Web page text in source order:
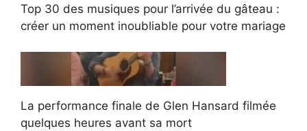
Top 30 des musiques pour l’arrivée du gâteau :
créer un moment inoubliable pour votre mariage
La performance finale de Glen Hansard filmée
quelques heures avant sa mort